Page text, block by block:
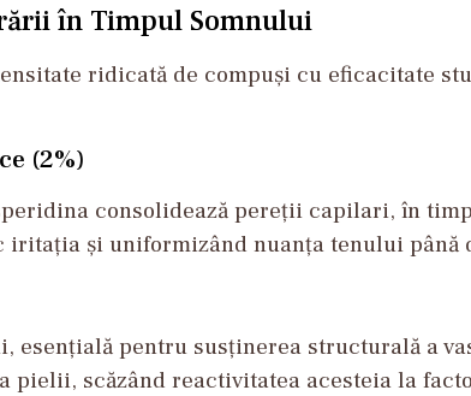
în Timpul Somnului
ridicată de compuși cu eficacitate
(2%)
consolidează pereții capilari, în
și uniformizând nuanța tenului până
pentru susținerea structurală a
scăzând reactivitatea acesteia la